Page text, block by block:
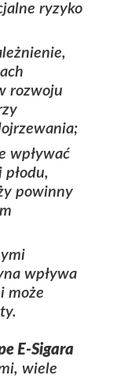
ryzyko
rozwoju
wpływać
powinny
wpływa
może
E-Sigara
wiele